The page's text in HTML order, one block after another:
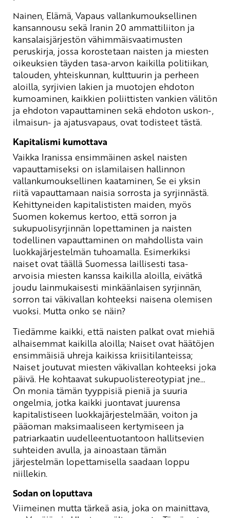
Nainen, Elämä, Vapaus vallankumouksellinen
kansannousu sekä Iranin 20 ammattiliiton ja
kansalaisjärjestön vähimmäisvaatimusten
peruskirja, jossa korostetaan naisten ja miesten
oikeuksien täyden tasa-arvon kaikilla politiikan,
talouden, yhteiskunnan, kulttuurin ja perheen
aloilla, syrjivien lakien ja muotojen ehdoton
kumoaminen, kaikkien poliittisten vankien välitön
ja ehdoton vapauttaminen sekä ehdoton uskon-,
ilmaisun- ja ajatusvapaus, ovat todisteet tästä.
Kapitalismi kumottava
Vaikka Iranissa ensimmäinen askel naisten
vapauttamiseksi on islamilaisen hallinnon
vallankumouksellinen kaataminen, Se ei yksin
riitä vapauttamaan naisia sorrosta ja syrjinnästä.
Kehittyneiden kapitalististen maiden, myös
Suomen kokemus kertoo, että sorron ja
sukupuolisyrjinnän lopettaminen ja naisten
todellinen vapauttaminen on mahdollista vain
luokkajärjestelmän tuhoamalla. Esimerkiksi
naiset ovat täällä Suomessa laillisesti tasa-
arvoisia miesten kanssa kaikilla aloilla, eivätkä
joudu lainmukaisesti minkäänlaisen syrjinnän,
sorron tai väkivallan kohteeksi naisena olemisen
vuoksi. Mutta onko se näin?
Tiedämme kaikki, että naisten palkat ovat miehiä
alhaisemmat kaikilla aloilla; Naiset ovat häätöjen
ensimmäisiä uhreja kaikissa kriisitilanteissa;
Naiset joutuvat miesten väkivallan kohteeksi joka
päivä. He kohtaavat sukupuolistereotypiat jne…
On monia tämän tyyppisiä pieniä ja suuria
ongelmia, jotka kaikki juontavat juurensa
kapitalistiseen luokkajärjestelmään, voiton ja
pääoman maksimaaliseen kertymiseen ja
patriarkaatin uudelleentuotantoon hallitsevien
suhteiden avulla, ja ainoastaan tämän
järjestelmän lopettamisella saadaan loppu
niillekin.
Sodan on loputtava
Viimeinen mutta tärkeä asia, joka on mainittava,